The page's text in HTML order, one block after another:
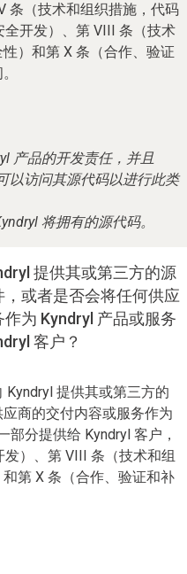
条（技术和组织措施，代码
全开发）、第 VIII 条（技术
）和第 X 条（合作、验证
产品的开发责任，并且
以访问其源代码以进行此类
将拥有的源代码。
提供其或第三方的源
或者是否会将任何供应
为 Kyndryl 产品或服务
客户？
Kyndryl 提供其或第三方的
商的交付内容或服务作为
部分提供给 Kyndryl 客户，
发）、第 VIII 条（技术和组
第 X 条（合作、验证和补